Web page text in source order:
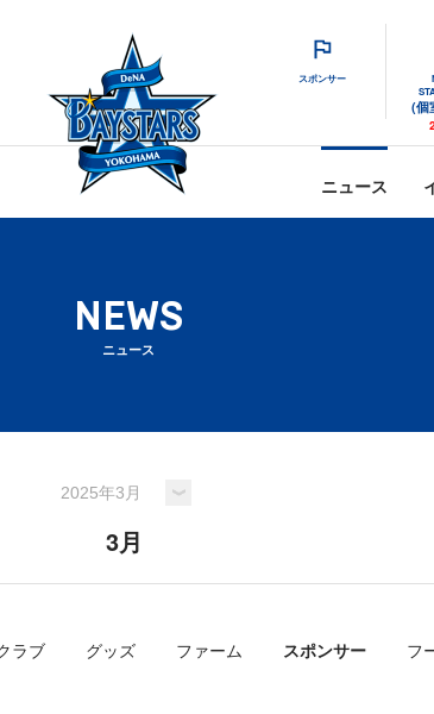
スポンサー
(個
ニュース
NEWS
ニュース
3月
ラブ グッズ ファーム スポンサー フ